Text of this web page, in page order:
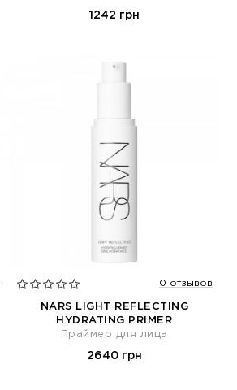
1242 грн
0 отзывов
NARS LIGHT REFLECTING
HYDRATING PRIMER
Праймер для лица
2640 грн